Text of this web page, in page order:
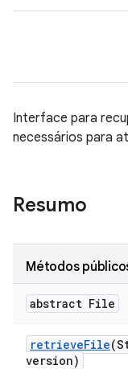
Interface para
necessários para
Resumo
Métodos
abstract File
retrieveFile
version)